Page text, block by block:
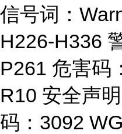
信号词：
H226-H336
P261 危害码
R10 安全声
码：3092